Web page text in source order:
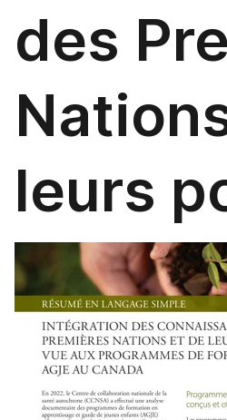
des
leurs